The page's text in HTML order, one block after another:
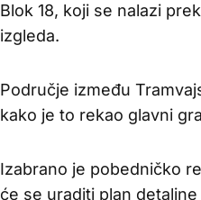
Blok 18, koji se nalazi
izgleda.
Područje između
kako je to rekao glavni
Izabrano je pobedničko
će se uraditi plan